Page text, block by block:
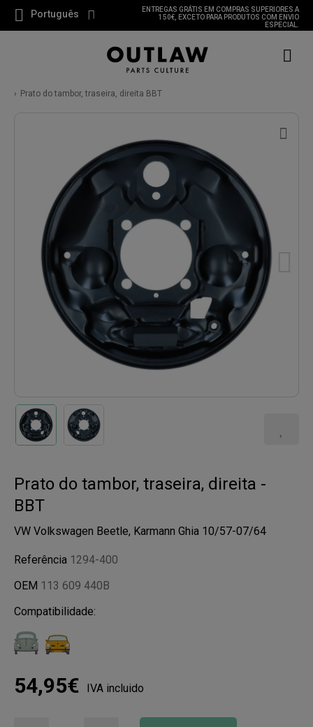
Português
ENTREGAS GRÁTIS EM COMPRAS SUPERIORES A
150€, EXCETO PARA PRODUTOS COM ENVIO
ESPECIAL.
Prato do tambor, traseira, direita BBT
Prato do tambor, traseira, direita -
BBT
VW Volkswagen Beetle, Karmann Ghia 10/57-07/64
Referência 1294-400
OEM 113 609 440B
Compatibilidade:
54,95€ IVA incluido